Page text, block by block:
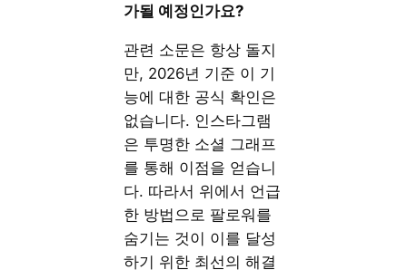
가될 예정인가요?
관련 소문은 항상 돌지
만, 2026년 기준 이 기
능에 대한 공식 확인은
없습니다. 인스타그램
은 투명한 소셜 그래프
를 통해 이점을 얻습니
다. 따라서 위에서 언급
한 방법으로 팔로워를
숨기는 것이 이를 달성
하기 위한 최선의 해결